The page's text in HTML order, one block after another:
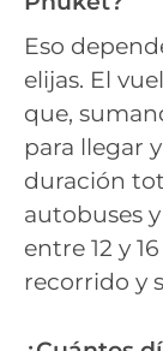
Eso
elijas. El
que,
para llegar
duración
autobuses
entre 12 y
recorrido y